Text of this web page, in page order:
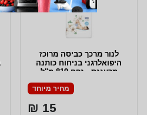
לנור מרכך כביסה מרוכז
היפואלרגני בניחוח כותנה
מרעננת - נפח 819 מ''ל
מחיר מיוחד
15 ₪